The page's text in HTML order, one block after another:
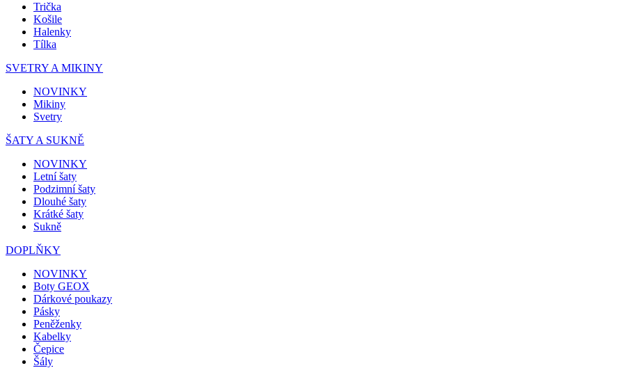
Trička
Košile
Halenky
Tílka
SVETRY A MIKINY
NOVINKY
Mikiny
Svetry
ŠATY A SUKNĚ
NOVINKY
Letní šaty
Podzimní šaty
Dlouhé šaty
Krátké šaty
Sukně
DOPLŇKY
NOVINKY
Boty GEOX
Dárkové poukazy
Pásky
Peněženky
Kabelky
Čepice
Šály